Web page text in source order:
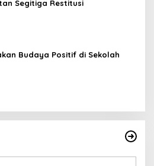
Segitiga Restitusi
Budaya Positif di Sekolah